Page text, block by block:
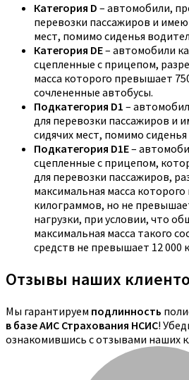
Категория D – автомобили,
перевозки пассажиров и
мест, помимо сиденья
Категория DE– автомобили
сцепленные с прицепом,
масса которого превышает
сочлененные автобусы.
Подкатегория D1 –
для перевозки пассажиров и
сидячих мест, помимо
Подкатегория D1E–
сцепленные с прицепом,
для перевозки пассажиров,
максимальная масса
килограммов, но не
нагрузки, при условии, что
максимальная масса такого
средств не превышает 12 000
Отзывы наших
Мы гарантируем подлинность
в базе АИС Страхования НСИС!
ознакомившись с отзывами наших